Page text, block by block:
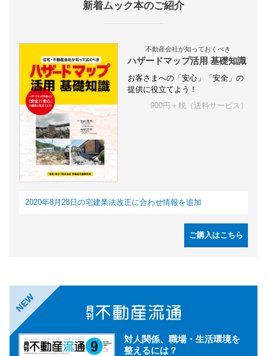
新着ムック本のご紹介
不動産会社が知っておくべき
ハザードマップ活用 基礎知識
お客さまへの「安心」「安全」の
提供に役立てよう！
900円＋税（送料サービス）
2020年8月28日の宅建業法改正に合わせ情報を追加
ご購入はこちら
NEW
対人関係、職場・生活環境を
整えるには？